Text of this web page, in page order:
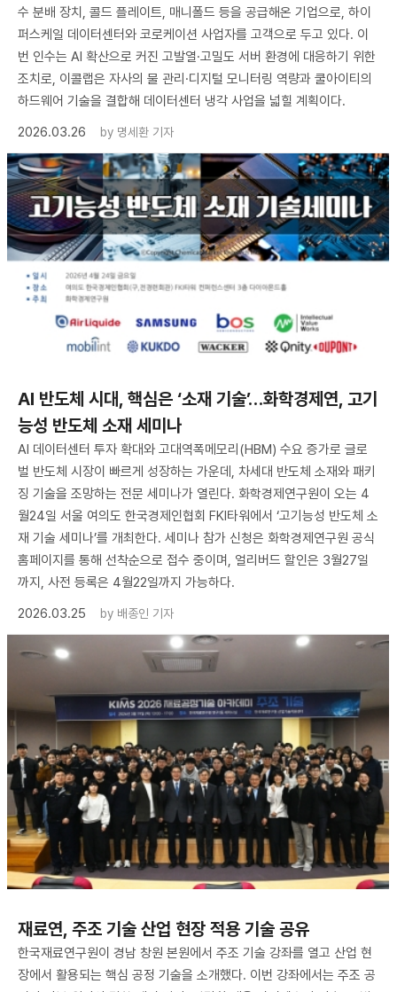
수 분배 장치, 콜드 플레이트, 매니폴드 등을 공급해온 기업으로, 하이
퍼스케일 데이터센터와 코로케이션 사업자를 고객으로 두고 있다. 이
번 인수는 AI 확산으로 커진 고발열·고밀도 서버 환경에 대응하기 위한
조치로, 이콜랩은 자사의 물 관리·디지털 모니터링 역량과 쿨아이티의
하드웨어 기술을 결합해 데이터센터 냉각 사업을 넓힐 계획이다.
2026.03.26
by 명세환 기자
AI 반도체 시대, 핵심은 ‘소재 기술’…화학경제연, 고기
능성 반도체 소재 세미나
AI 데이터센터 투자 확대와 고대역폭메모리(HBM) 수요 증가로 글로
벌 반도체 시장이 빠르게 성장하는 가운데, 차세대 반도체 소재와 패키
징 기술을 조망하는 전문 세미나가 열린다. 화학경제연구원이 오는 4
월24일 서울 여의도 한국경제인협회 FKI타워에서 ‘고기능성 반도체 소
재 기술 세미나’를 개최한다. 세미나 참가 신청은 화학경제연구원 공식
홈페이지를 통해 선착순으로 접수 중이며, 얼리버드 할인은 3월27일
까지, 사전 등록은 4월22일까지 가능하다.
2026.03.25
by 배종인 기자
재료연, 주조 기술 산업 현장 적용 기술 공유
한국재료연구원이 경남 창원 본원에서 주조 기술 강좌를 열고 산업 현
장에서 활용되는 핵심 공정 기술을 소개했다. 이번 강좌에서는 주조 공